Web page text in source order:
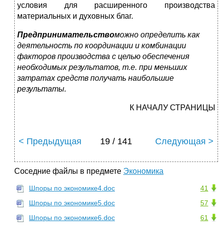
условия для расширенного производства
материальных и духовных благ.
Предпринимательствоможно определить как
деятельность по координации и комбинации
факторов производства с целью обеспечения
необходимых результатов, т.е. при меньших
затратах средств получать наибольшие
результаты.
К НАЧАЛУ СТРАНИЦЫ
< Предыдущая 19 / 141 Следующая >
Соседние файлы в предмете Экономика
41
Шпоры по экономике4.doc
57
Шпоры по экономике5.doc
61
Шпоры по экономике6.doc